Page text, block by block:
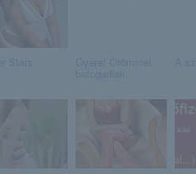
Stars Gyere! Örömmel
befogadlak.
A